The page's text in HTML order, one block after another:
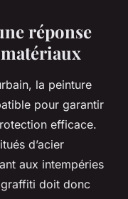
réponse
la peinture
pour garantir
efficace.
d’acier
aux intempéries
doit donc